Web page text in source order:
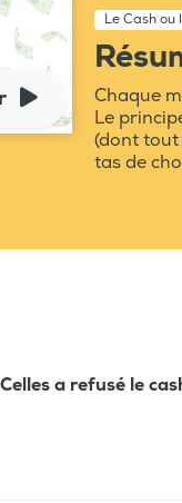
Le Cash ou
Chaque
Le
(dont tout
tas de
a refusé le